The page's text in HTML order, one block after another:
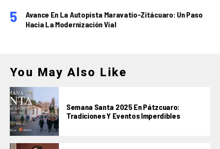
Avance En La Autopista Maravatío-Zitácuaro: Un Paso
Hacia La Modernización Vial
You May Also Like
Semana Santa 2025 En Pátzcuaro:
Tradiciones Y Eventos Imperdibles